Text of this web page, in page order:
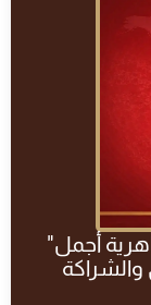
أجمل"
والشراكة